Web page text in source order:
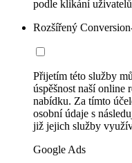
podle klikání
Rozšířený
Přijetím této služby
úspěšnost naší online
nabídku. Za tímto
osobní údaje s
již jejich služby
Google Ads